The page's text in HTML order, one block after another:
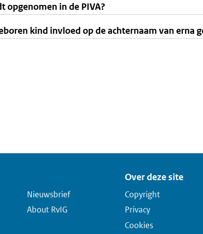
opgenomen in de PIVA?
kind invloed op de achternaam van erna
Nieuwsbrief
About RvIG
Over deze site
Copyright
Privacy
Cookies